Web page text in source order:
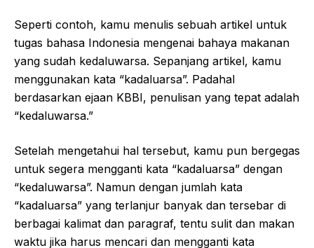
Seperti contoh, kamu menulis sebuah artikel untuk
tugas bahasa Indonesia mengenai bahaya makanan
yang sudah kedaluwarsa. Sepanjang artikel, kamu
menggunakan kata “kadaluarsa”. Padahal
berdasarkan ejaan KBBI, penulisan yang tepat adalah
“kedaluwarsa.”
Setelah mengetahui hal tersebut, kamu pun bergegas
untuk segera mengganti kata “kadaluarsa” dengan
“kedaluwarsa”. Namun dengan jumlah kata
“kadaluarsa” yang terlanjur banyak dan tersebar di
berbagai kalimat dan paragraf, tentu sulit dan makan
waktu jika harus mencari dan mengganti kata